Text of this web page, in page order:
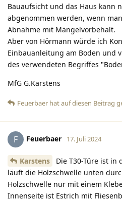
Bauaufsicht und das Haus kann
abgenommen werden, wenn
Abnahme mit Mängelvorbehalt.
Aber von Hörmann würde ich
Einbauanleitung am Boden und
des verwendeten Begriffes
MfG G.Karstens
Feuerbaer hatauf diesen Beitrag
F Feuerbaer 17. Juli 2024
Karstens
Die T30-Türe ist in
läuft die Holzschwelle unten
Holzschwelle nur mit einem
Innenseite ist Estrich mit